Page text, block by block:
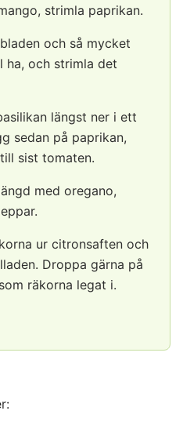
strimla paprikan.
och så mycket
ha, och strimla det
längst ner i ett
sedan på paprikan,
sist tomaten.
med oregano,
ur citronsaften och
Droppa gärna på
räkorna legat i.